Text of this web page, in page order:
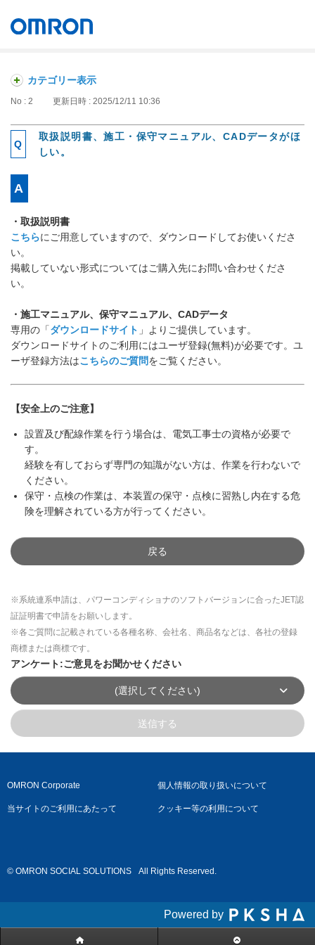
カテゴリー表示
No : 2 更新日時 : 2025/12/11 10:36
取扱説明書、施工・保守マニュアル、CADデータがほ
しい。
・取扱説明書
こちらにご用意していますので、ダウンロードしてお使いくださ
い。
掲載していない形式についてはご購入先にお問い合わせくださ
い。
・施工マニュアル、保守マニュアル、CADデータ
専用の「ダウンロードサイト 」よりご提供しています。
ダウンロードサイトのご利用にはユーザ登録(無料)が必要です。ユ
ーザ登録方法はこちらのご質問をご覧ください。
【安全上のご注意】
設置及び配線作業を行う場合は、電気工事士の資格が必要で
す。
経験を有しておらず専門の知識がない方は、作業を行わないで
ください。
保守・点検の作業は、本装置の保守・点検に習熟し内在する危
険を理解されている方が行ってください。
戻る
※系統連系申請は、パワーコンディショナのソフトバージョンに合ったJET認
証証明書で申請をお願いします。
※各ご質問に記載されている各種名称、会社名、商品名などは、各社の登録
商標または商標です。
アンケート:ご意見をお聞かせください
(選択してください)
送信する
OMRON Corporate 個人情報の取り扱いについて
当サイトのご利用にあたって クッキー等の利用について
© OMRON SOCIAL SOLUTIONS All Rights Reserved.
Powered by